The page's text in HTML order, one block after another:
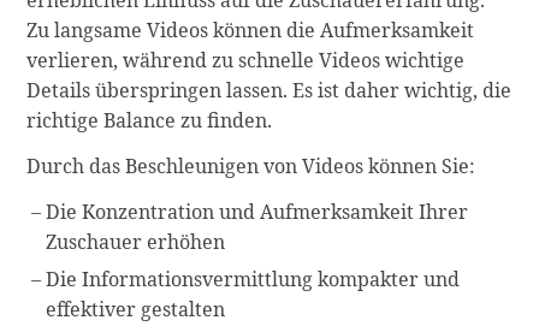
Zu langsame Videos können die Aufmerksamkeit
verlieren, während zu schnelle Videos wichtige
Details überspringen lassen. Es ist daher wichtig, die
richtige Balance zu finden.
Durch das Beschleunigen von Videos können Sie:
Die Konzentration und Aufmerksamkeit Ihrer
Zuschauer erhöhen
Die Informationsvermittlung kompakter und
effektiver gestalten